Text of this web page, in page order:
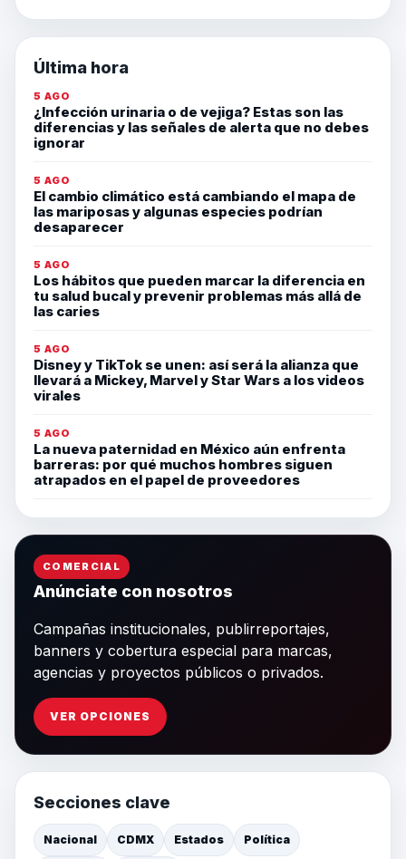
Última hora
5 AGO
¿Infección urinaria o de vejiga? Estas son las
diferencias y las señales de alerta que no debes
ignorar
5 AGO
El cambio climático está cambiando el mapa de
las mariposas y algunas especies podrían
desaparecer
5 AGO
Los hábitos que pueden marcar la diferencia en
tu salud bucal y prevenir problemas más allá de
las caries
5 AGO
Disney y TikTok se unen: así será la alianza que
llevará a Mickey, Marvel y Star Wars a los videos
virales
5 AGO
La nueva paternidad en México aún enfrenta
barreras: por qué muchos hombres siguen
atrapados en el papel de proveedores
COMERCIAL
Anúnciate con nosotros
Campañas institucionales, publirreportajes,
banners y cobertura especial para marcas,
agencias y proyectos públicos o privados.
VER OPCIONES
Secciones clave
Nacional CDMX Estados Política